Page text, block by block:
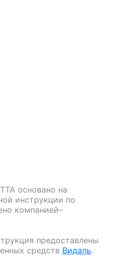
основано на
инструкции по
компанией–
предоставлены
средств Видаль.